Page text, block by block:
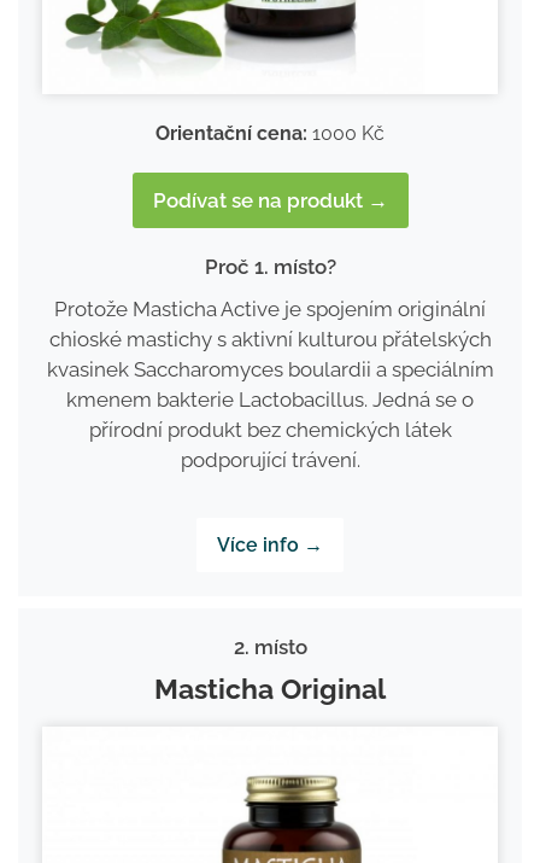
Orientační cena: 1000 Kč
Podívat se na produkt →
Proč 1. místo?
Protože Masticha Active je spojením originální
chioské mastichy s aktivní kulturou přátelských
kvasinek Saccharomyces boulardii a speciálním
kmenem bakterie Lactobacillus. Jedná se o
přírodní produkt bez chemických látek
podporující trávení.
Více info →
2. místo
Masticha Original